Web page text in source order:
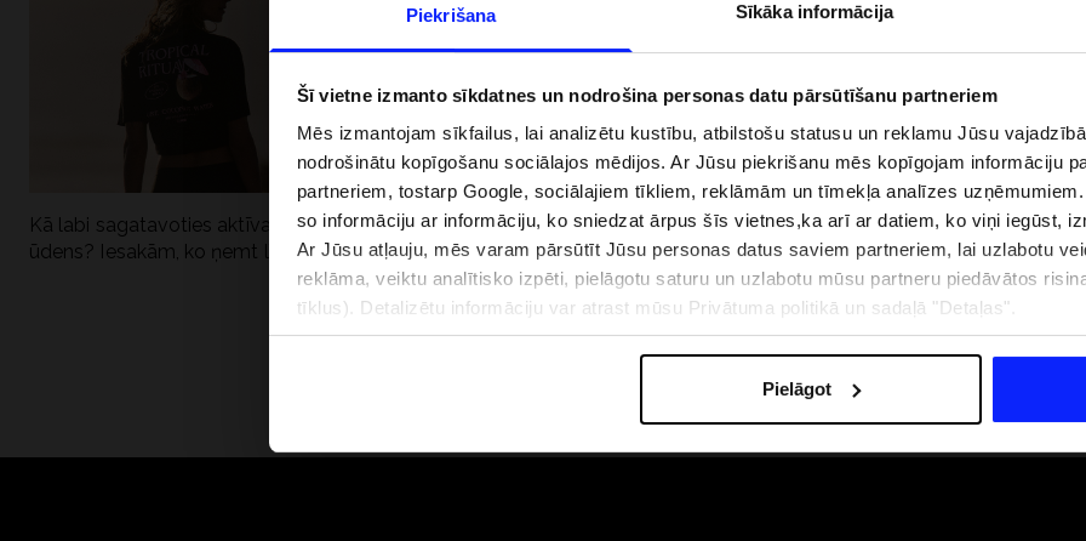
Piekrišana Sīkāka informācija
Šī vietne izmanto sīkdatnes un nodrošina personas datu pārsūtīšanu partneriem
Mēs izmantojam sīkfailus, lai analizētu kustību, atbilstošu statusu un reklamu Jūsu
nodrošinātu kopīgošanu sociālajos mēdijos. Ar Jūsu piekrišanu mēs kopīgojam informāciju
partneriem, tostarp Google, sociālajiem tīkliem, reklāmām un tīmekļa analīzes
so informāciju ar informāciju, ko sniedzat ārpus šīs vietnes,ka arī ar datiem, ko viņi iegūst,
Ar Jūsu atļauju, mēs varam pārsūtīt Jūsu personas datus saviem partneriem, lai uzlabotu
reklāma, veiktu analītisko izpēti, pielāgotu saturu un uzlabotu mūsu partneru piedāvātos
tīklus). Detalizētu informāciju var atrast mūsu Privātuma politikā un sadaļā "Detaļas".
Pielāgot
Kā labi sagatavoties aktīvai dienai pie
ūdens? Iesakām, ko ņemt līdzi
Kāpēc UV aizsardzībai pie ūdens jābūt
dubultai: UPF apģērbs + SPF
Jaunā 4F tenisa un padela kolekcija.
Sportiska funkcionalitāte satiekas ar
mūsdienīgu stilu
VEIKALU ADRESES B2B 4F TEAM LOJALITĀTES